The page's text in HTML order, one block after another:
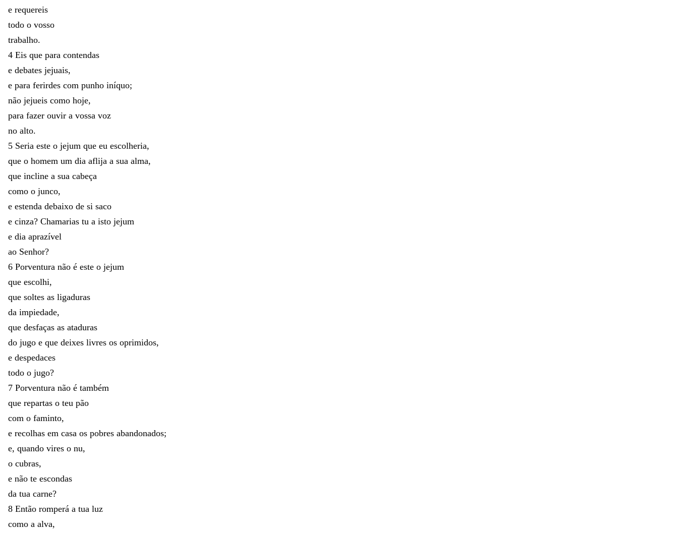
e requereis
todo o vosso
trabalho.
4 Eis que para contendas
e debates jejuais,
e para ferirdes com punho iníquo;
não jejueis como hoje,
para fazer ouvir a vossa voz
no alto.
5 Seria este o jejum que eu escolheria,
que o homem um dia aflija a sua alma,
que incline a sua cabeça
como o junco,
e estenda debaixo de si saco
e cinza? Chamarias tu a isto jejum
e dia aprazível
ao Senhor?
6 Porventura não é este o jejum
que escolhi,
que soltes as ligaduras
da impiedade,
que desfaças as ataduras
do jugo e que deixes livres os oprimidos,
e despedaces
todo o jugo?
7 Porventura não é também
que repartas o teu pão
com o faminto,
e recolhas em casa os pobres abandonados;
e, quando vires o nu,
o cubras,
e não te escondas
da tua carne?
8 Então romperá a tua luz
como a alva,